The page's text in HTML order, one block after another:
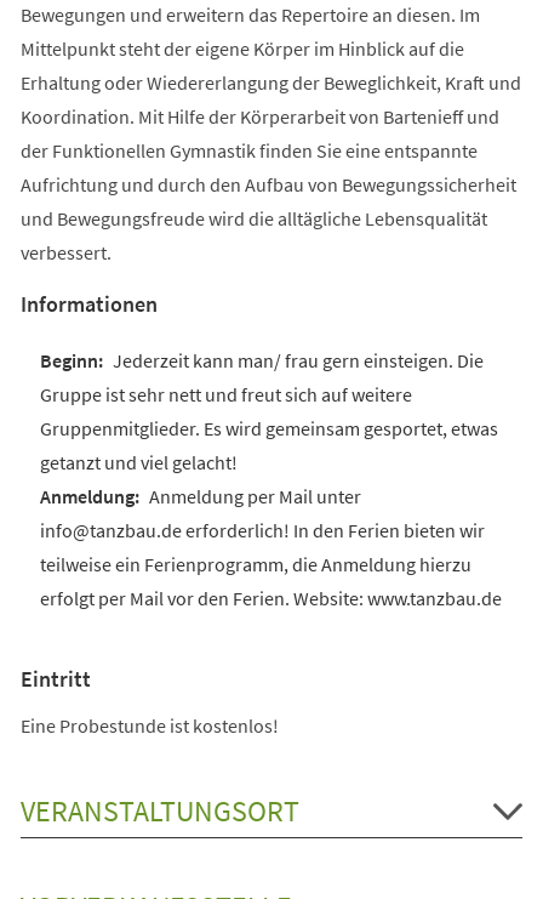
Bewegungen und erweitern das Repertoire an diesen. Im
Mittelpunkt steht der eigene Körper im Hinblick auf die
Erhaltung oder Wiedererlangung der Beweglichkeit, Kraft und
Koordination. Mit Hilfe der Körperarbeit von Bartenieff und
der Funktionellen Gymnastik finden Sie eine entspannte
Aufrichtung und durch den Aufbau von Bewegungssicherheit
und Bewegungsfreude wird die alltägliche Lebensqualität
verbessert.
Informationen
Jederzeit kann man/ frau gern einsteigen. Die
Gruppe ist sehr nett und freut sich auf weitere
Gruppenmitglieder. Es wird gemeinsam gesportet, etwas
getanzt und viel gelacht!
Anmeldung per Mail unter
info@tanzbau.de erforderlich! In den Ferien bieten wir
teilweise ein Ferienprogramm, die Anmeldung hierzu
erfolgt per Mail vor den Ferien. Website: www.tanzbau.de
Eintritt
Eine Probestunde ist kostenlos!
VERANSTALTUNGSORT